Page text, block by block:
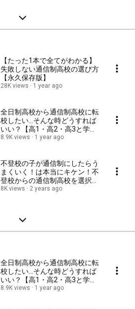
【たった1本で全てがわかる】
失敗しない通信制高校の選び方
【永久保存版】
28K views 1 year ago
全日制高校から通信制高校に転
校したい...そんな時どうすれば
いい？【高1・高2・高3と学年
ごとに転入・編入する時注意す
8.9K views 1 year ago
不登校の子が通信制にしたらう
まくいく！は本当にキケン！不
登校からの通信制高校を選択す
るなら知っておくべき注意点・
8K views 2 years ago
全日制高校から通信制高校に転
校したい...そんな時どうすれば
いい？【高1・高2・高3と学年
ごとに転入・編入する時注意す
8.9K views 1 year ago